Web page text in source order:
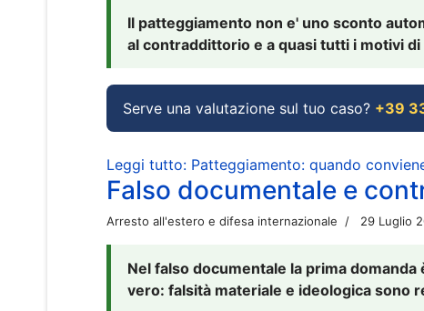
Il patteggiamento non e' uno sconto
al contraddittorio e a quasi tutti i motivi
Serve una valutazione sul tuo caso? +39
Leggi tutto: Patteggiamento: quando
Falso documentale e
Arresto all'estero e difesa internazionale 29 Luglio
Nel falso documentale la prima
vero: falsità materiale e ideologica sono